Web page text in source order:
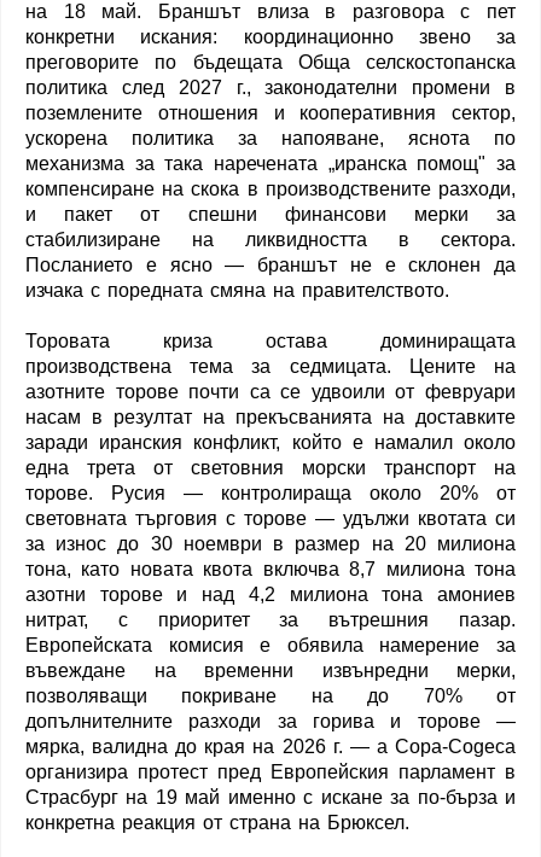
на 18 май. Браншът влиза в разговора с пет
конкретни искания: координационно звено за
преговорите по бъдещата Обща селскостопанска
политика след 2027 г., законодателни промени в
поземлените отношения и кооперативния сектор,
ускорена политика за напояване, яснота по
механизма за така наречената „иранска помощ" за
компенсиране на скока в производствените разходи,
и пакет от спешни финансови мерки за
стабилизиране на ликвидността в сектора.
Посланието е ясно — браншът не е склонен да
изчака с поредната смяна на правителството.
Торовата криза остава доминиращата
производствена тема за седмицата. Цените на
азотните торове почти са се удвоили от февруари
насам в резултат на прекъсванията на доставките
заради иранския конфликт, който е намалил около
една трета от световния морски транспорт на
торове. Русия — контролираща около 20% от
световната търговия с торове — удължи квотата си
за износ до 30 ноември в размер на 20 милиона
тона, като новата квота включва 8,7 милиона тона
азотни торове и над 4,2 милиона тона амониев
нитрат, с приоритет за вътрешния пазар.
Европейската комисия е обявила намерение за
въвеждане на временни извънредни мерки,
позволяващи покриване на до 70% от
допълнителните разходи за горива и торове —
мярка, валидна до края на 2026 г. — а Copa-Cogeca
организира протест пред Европейския парламент в
Страсбург на 19 май именно с искане за по-бърза и
конкретна реакция от страна на Брюксел.